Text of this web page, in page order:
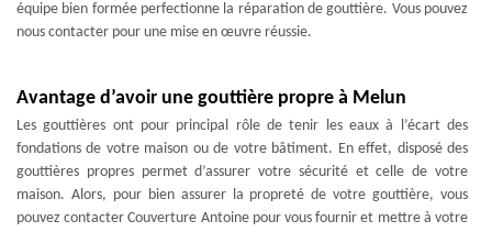
équipe bien formée perfectionne la réparation de gouttière. Vous pouvez
nous contacter pour une mise en œuvre réussie.
Avantage d’avoir une gouttière propre à Melun
Les gouttières ont pour principal rôle de tenir les eaux à l’écart des
fondations de votre maison ou de votre bâtiment. En effet, disposé des
gouttières propres permet d’assurer votre sécurité et celle de votre
maison. Alors, pour bien assurer la propreté de votre gouttière, vous
pouvez contacter Couverture Antoine pour vous fournir et mettre à votre